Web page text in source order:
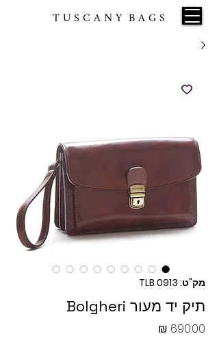
T U S C A N Y B A G S
מק"ט: TLB 0913
תיק יד מעור Bolgheri